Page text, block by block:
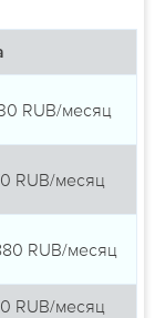
RUB/месяц
RUB/месяц
RUB/месяц
RUB/месяц